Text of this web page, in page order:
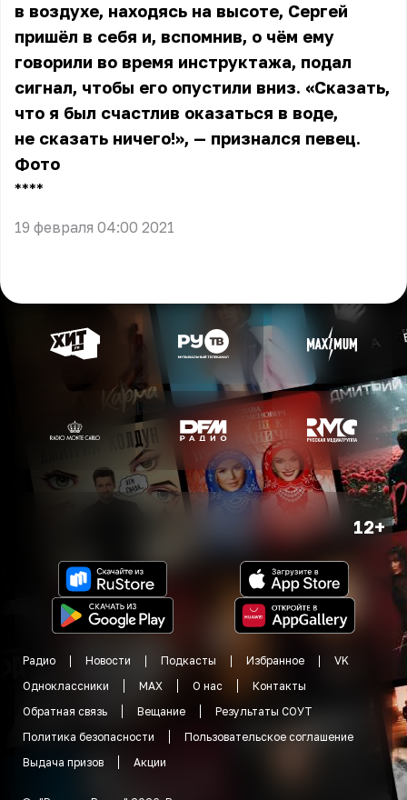
в воздухе, находясь на высоте, Сергей
пришёл в себя и, вспомнив, о чём ему
говорили во время инструктажа, подал
сигнал, чтобы его опустили вниз. «Сказать,
что я был счастлив оказаться в воде,
не сказать ничего!», — признался певец.
Фото
** **
19 февраля 04:00 2021
12+
Радио Новости Подкасты Избранное
VK
Одноклассники
MAX О нас
Контакты
Обратная связь
Вещание
Результаты СОУТ
Политика безопасности
Пользовательское соглашение
Выдача призов
Акции